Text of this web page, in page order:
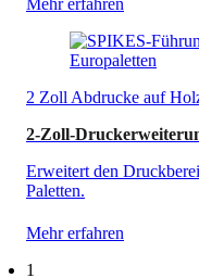
2 Zoll Abdrucke auf
2-Zoll-
Erweitert den
Paletten.
Mehr erfahren
1